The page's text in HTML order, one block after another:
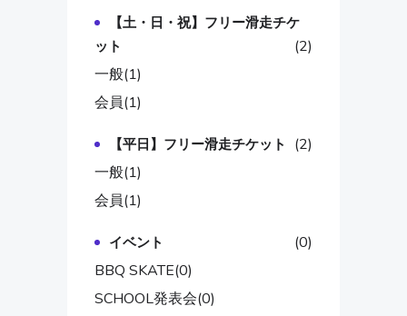
【土・日・祝】フリー滑走チケ
ット
(2)
一般(1)
会員(1)
【平日】フリー滑走チケット
(2)
一般(1)
会員(1)
イベント
(0)
BBQ SKATE(0)
SCHOOL発表会(0)